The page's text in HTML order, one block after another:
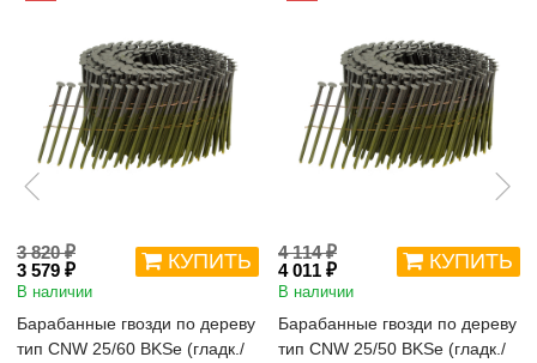
3 820 ₽
3 579 ₽
КУПИТЬ
В наличии
Барабанные гвозди по дереву
тип CNW 25/60 BKSe (гладк./
4 114 ₽
4 011 ₽
КУПИТЬ
В наличии
Барабанные гвозди по дереву
тип CNW 25/50 BKSe (гладк./